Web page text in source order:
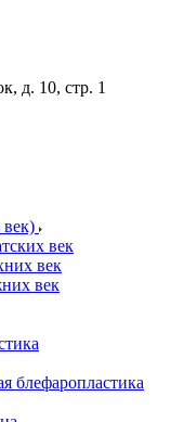
д. 10, стр. 1
век)
век
век
век
блефаропластика